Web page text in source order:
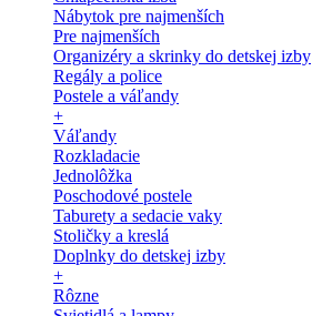
Nábytok pre najmenších
Pre najmenších
Organizéry a skrinky do detskej izby
Regály a police
Postele a váľandy
+
Váľandy
Rozkladacie
Jednolôžka
Poschodové postele
Taburety a sedacie vaky
Stoličky a kreslá
Doplnky do detskej izby
+
Rôzne